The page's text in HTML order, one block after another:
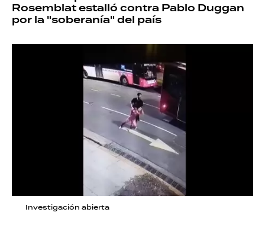
Rosemblat estalló contra Pablo Duggan
por la "soberanía" del país
Investigación abierta